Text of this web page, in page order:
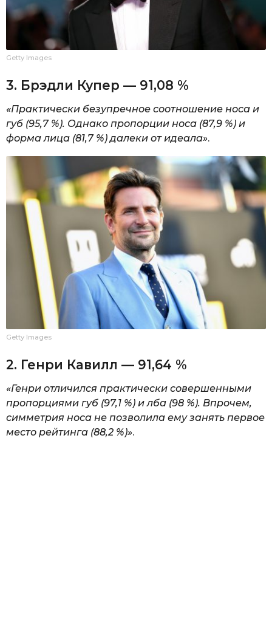
Getty Images
3. Брэдли Купер — 91,08 %
«Практически безупречное соотношение носа и
губ (95,7 %). Однако пропорции носа (87,9 %) и
форма лица (81,7 %) далеки от идеала».
Getty Images
2. Генри Кавилл — 91,64 %
«Генри отличился практически совершенными
пропорциями губ (97,1 %) и лба (98 %). Впрочем,
симметрия носа не позволила ему занять первое
место рейтинга (88,2 %)».